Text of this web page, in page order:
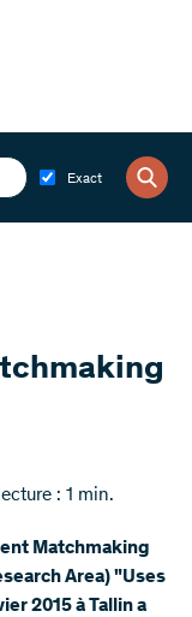
Exact
: 1 min.
Matchmaking
Area) "Uses
2015 à Tallin a